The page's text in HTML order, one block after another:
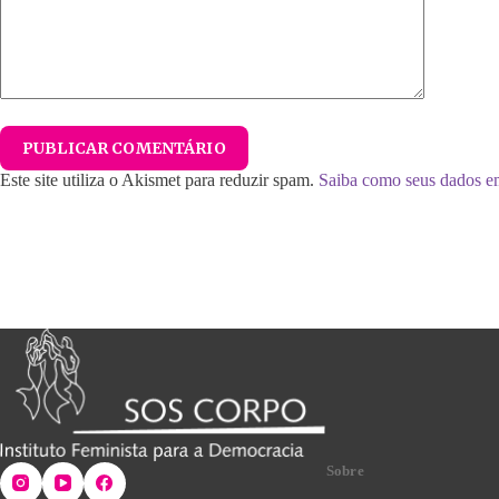
PUBLICAR COMENTÁRIO
Este site utiliza o Akismet para reduzir spam. Saiba como seus dados
Sobre